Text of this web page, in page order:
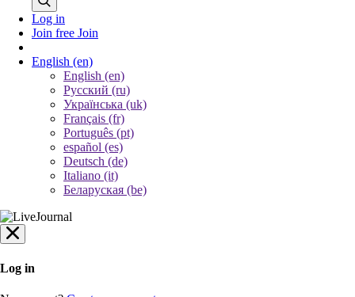
Log in
Join free Join
English (en)
English (en)
Русский (ru)
Українська (uk)
Français (fr)
Português (pt)
español (es)
Deutsch (de)
Italiano (it)
Беларуская (be)
Log in